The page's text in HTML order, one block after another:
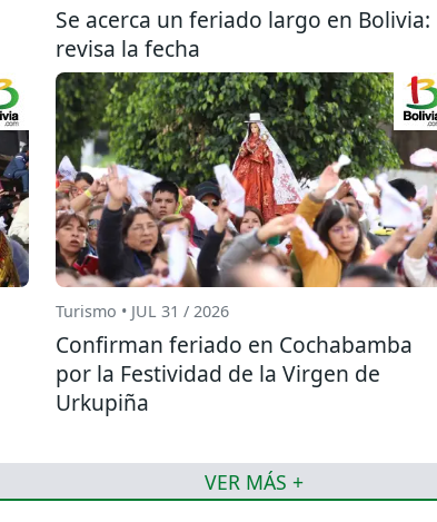
Se acerca un feriado largo en Bolivia:
revisa la fecha
Turismo • JUL 31 / 2026
Confirman feriado en Cochabamba
por la Festividad de la Virgen de
Urkupiña
VER MÁS +